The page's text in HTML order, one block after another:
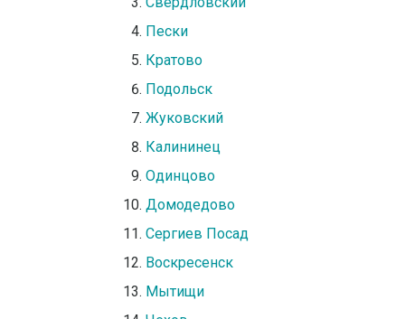
Пески
Кратово
Подольск
Жуковский
Калининец
Одинцово
Домодедово
Сергиев Посад
Воскресенск
Мытищи